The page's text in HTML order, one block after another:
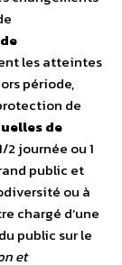
les atteintes
période,
de
de
2 journée ou 1
public et
ou à
chargé d’une
public sur le
et